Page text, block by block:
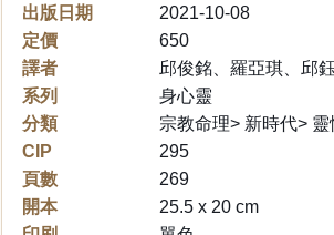
出版日期
2021-10-08
定價
650
譯者
邱俊銘、羅亞琪、邱
系列
身心靈
分類
宗教命理> 新時代>
CIP
295
頁數
269
開本
25.5 x 20 cm